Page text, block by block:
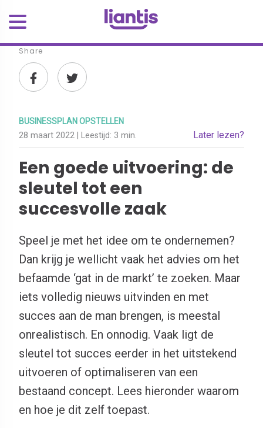
Share
BUSINESSPLAN OPSTELLEN
28 maart 2022 | Leestijd: 3 min. Later lezen?
Een goede uitvoering: de
sleutel tot een
succesvolle zaak
Speel je met het idee om te ondernemen?
Dan krijg je wellicht vaak het advies om het
befaamde ‘gat in de markt’ te zoeken. Maar
iets volledig nieuws uitvinden en met
succes aan de man brengen, is meestal
onrealistisch. En onnodig. Vaak ligt de
sleutel tot succes eerder in het uitstekend
uitvoeren of optimaliseren van een
bestaand concept. Lees hieronder waarom
en hoe je dit zelf toepast.